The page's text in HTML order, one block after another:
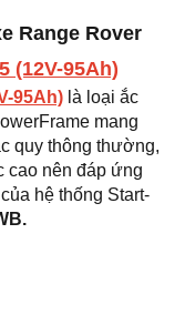
Range Rover
(12V-95Ah)
95Ah) là loại ắc
mang
quy thông thường,
cao nên đáp ứng
hệ thống Start-